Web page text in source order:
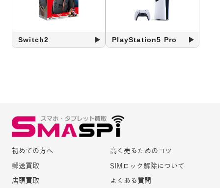
Switch2 PlayStation5 Pro
初めての方へ
郵送買取
店頭買取
高く売るためのコツ
SIMロック解除について
よくある質問